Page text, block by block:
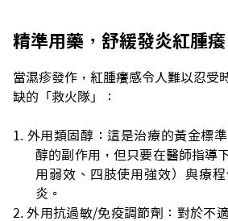
精準用藥，舒緩發炎紅腫癢
當濕疹發作，紅腫癢感令人難以忍受
缺的「救火隊」：
外用類固醇：這是治療的黃金標
醇的副作用，但只要在醫師指導
用弱效、四肢使用強效）與療
炎。
外用抗過敏/免疫調節劑：對於不